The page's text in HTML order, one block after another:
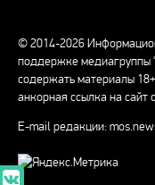
© 2014-2026
поддержке медиагруппы
содержать материалы
анкорная ссылка на сайт
E-mail редакции: